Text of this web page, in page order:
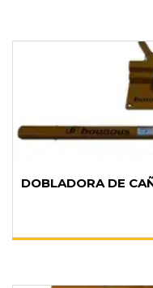
DOBLADORA DE